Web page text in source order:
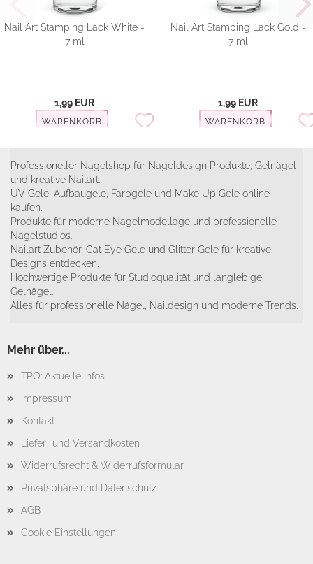
Nail Art Stamping Lack White -
7 ml
1,99 EUR
WARENKORB
Nail Art Stamping Lack Gold -
7 ml
1,99 EUR
WARENKORB
Professioneller Nagelshop für Nageldesign Produkte, Gelnägel
und kreative Nailart.
UV Gele, Aufbaugele, Farbgele und Make Up Gele online
kaufen.
Produkte für moderne Nagelmodellage und professionelle
Nagelstudios.
Nailart Zubehör, Cat Eye Gele und Glitter Gele für kreative
Designs entdecken.
Hochwertige Produkte für Studioqualität und langlebige
Gelnägel.
Alles für professionelle Nägel, Naildesign und moderne Trends.
Mehr über...
TPO: Aktuelle Infos
Impressum
Kontakt
Liefer- und Versandkosten
Widerrufsrecht & Widerrufsformular
Privatsphäre und Datenschutz
AGB
Cookie Einstellungen